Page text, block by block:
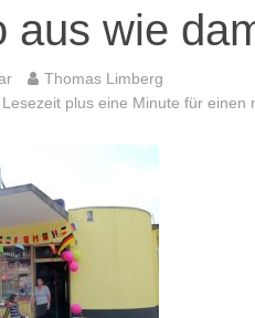
aus wie
Thomas Limberg
plus eine Minute für einen